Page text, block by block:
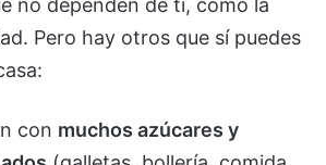
no dependen de ti, como la
Pero hay otros que sí puedes
con muchos azúcares y